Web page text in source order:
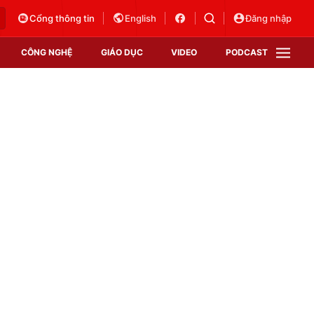
Cổng thông tin English Đăng nhập
CÔNG NGHỆ GIÁO DỤC VIDEO PODCAST